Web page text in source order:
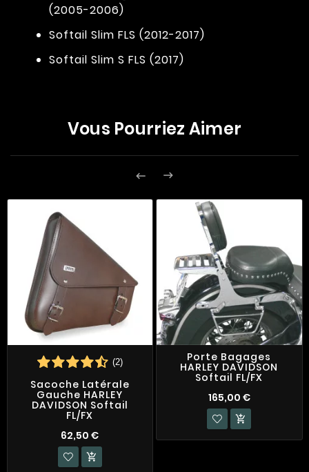
(2005-2006)
Softail Slim FLS (2012-2017)
Softail Slim S FLS (2017)
Vous Pourriez Aimer
 
(2)
Sacoche Latérale
Gauche HARLEY
DAVIDSON Softail
FL/FX
62,50 €

Porte Bagages
HARLEY DAVIDSON
Softail FL/FX
165,00 €
